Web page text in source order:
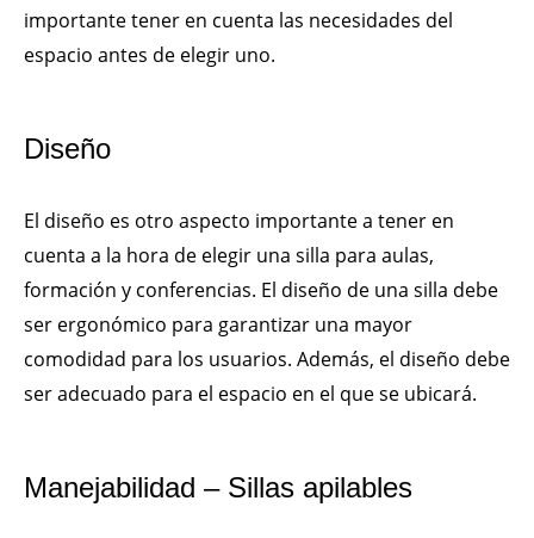
importante tener en cuenta las necesidades del
espacio antes de elegir uno.
Diseño
El diseño es otro aspecto importante a tener en
cuenta a la hora de elegir una silla para aulas,
formación y conferencias. El diseño de una silla debe
ser ergonómico para garantizar una mayor
comodidad para los usuarios. Además, el diseño debe
ser adecuado para el espacio en el que se ubicará.
Manejabilidad – Sillas apilables